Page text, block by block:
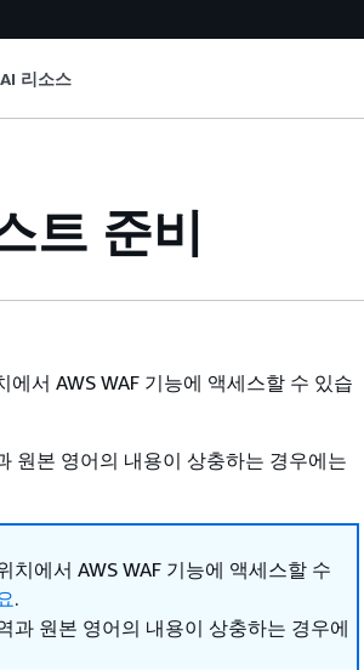
AI 리소스
트 준비
서 AWS WAF 기능에 액세스할 수 있습
원본 영어의 내용이 상충하는 경우에는
에서 AWS WAF 기능에 액세스할 수
.
과 원본 영어의 내용이 상충하는 경우에